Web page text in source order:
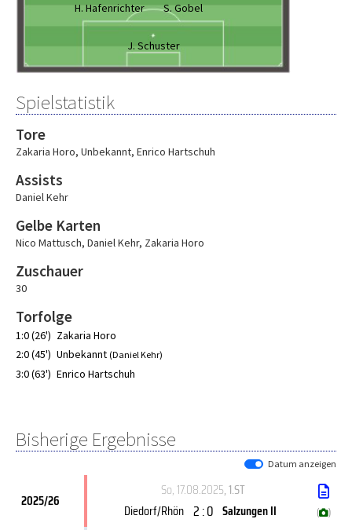
H. Hafenrichter S. Gobel
J. Schuster
Spielstatistik
Tore
Zakaria Horo, Unbekannt, Enrico Hartschuh
Assists
Daniel Kehr
Gelbe Karten
Nico Mattusch, Daniel Kehr, Zakaria Horo
Zuschauer
30
Torfolge
1:0 (26') Zakaria Horo
2:0 (45') Unbekannt (Daniel Kehr)
3:0 (63') Enrico Hartschuh
Bisherige Ergebnisse
Datum anzeigen
2025/26
So, 17.08.2025, 1.ST
Diedorf/Rhön 2 : 0 Salzungen II ( )